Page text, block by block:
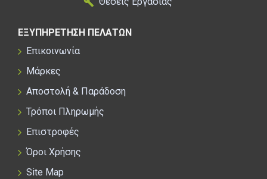
ΕΞΥΠΗΡΕΤΗΣΗ ΠΕΛΑΤΩΝ
Επικοινωνία
Μάρκες
Αποστολή & Παράδοση
Τρόποι Πληρωμής
Επιστροφές
Όροι Χρήσης
Site Map